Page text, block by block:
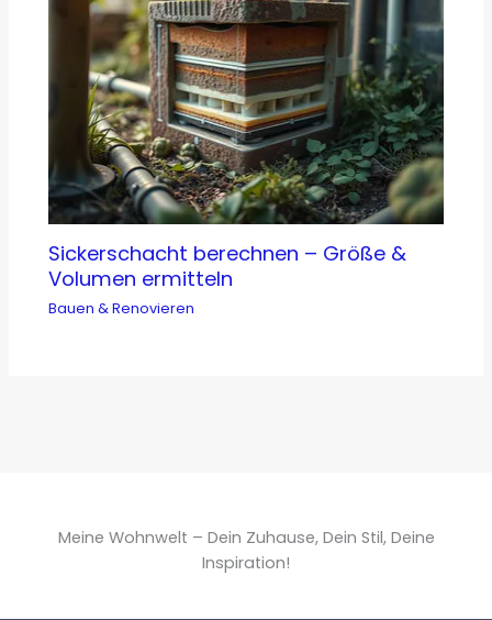
Sickerschacht berechnen – Größe &
Volumen ermitteln
Bauen & Renovieren
Meine Wohnwelt – Dein Zuhause, Dein Stil, Deine
Inspiration!